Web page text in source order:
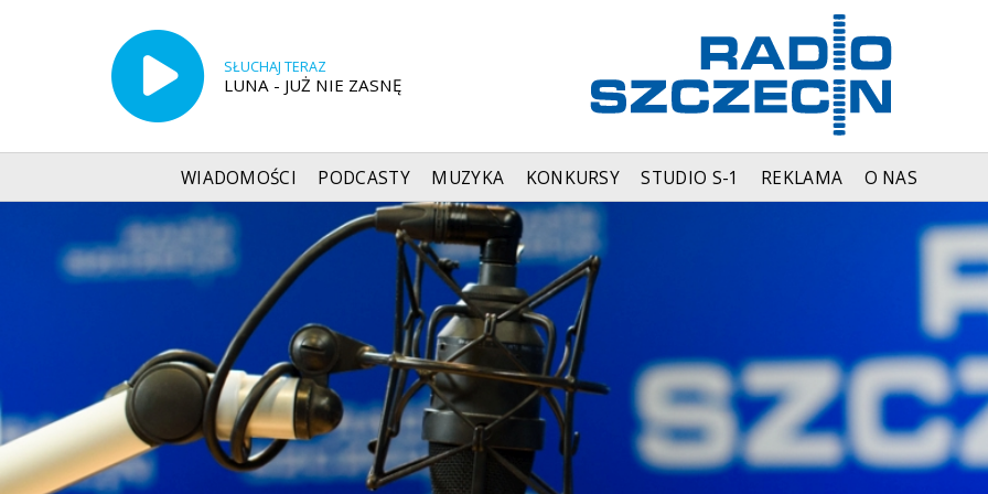
SŁUCHAJ TERAZ
LUNA - JUŻ NIE ZASNĘ
WIADOMOŚCI PODCASTY MUZYKA KONKURSY STUDIO S-1 REKLAMA O NAS